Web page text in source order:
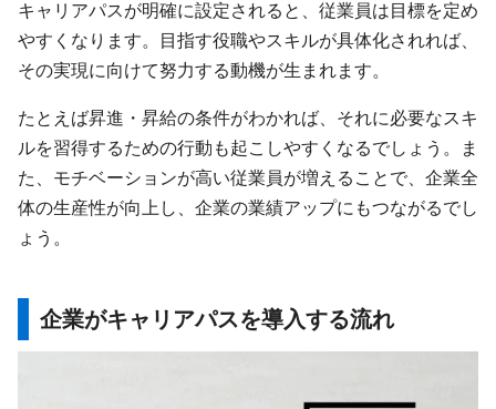
キャリアパスが明確に設定されると、従業員は目標を定め
やすくなります。目指す役職やスキルが具体化されれば、
その実現に向けて努力する動機が生まれます。
たとえば昇進・昇給の条件がわかれば、それに必要なスキ
ルを習得するための行動も起こしやすくなるでしょう。ま
た、モチベーションが高い従業員が増えることで、企業全
体の生産性が向上し、企業の業績アップにもつながるでし
ょう。
企業がキャリアパスを導入する流れ